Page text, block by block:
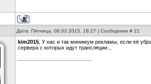
Дата: Пятница, 06.03.2015, 18:27 | Сообщение # 21
kim2015 , У нас и так минимум рекламы, если её
сервера с которых идут трансляции...